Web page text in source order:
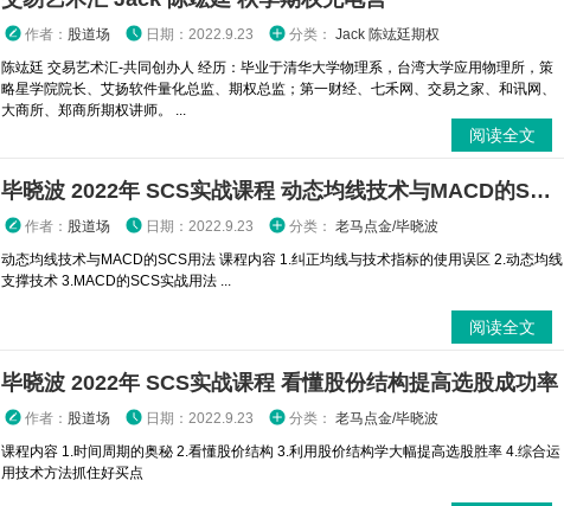
作者： 股道场 日期：2022.9.23 分类： Jack 陈竑廷期权
陈竑廷 交易艺术汇-共同创办人 经历：毕业于清华大学物理系，台湾大学应用物理所，策
略星学院院长、艾扬软件量化总监、期权总监；第一财经、七禾网、交易之家、和讯网、
大商所、郑商所期权讲师。 ...
阅读全文
毕晓波 2022年 SCS实战课程 动态均线技术与MACD的SCS用法
作者： 股道场 日期：2022.9.23 分类： 老马点金/毕晓波
动态均线技术与MACD的SCS用法 课程内容 1.纠正均线与技术指标的使用误区 2.动态均线
支撑技术 3.MACD的SCS实战用法 ...
阅读全文
毕晓波 2022年 SCS实战课程 看懂股份结构提高选股成功率
作者： 股道场 日期：2022.9.23 分类： 老马点金/毕晓波
课程内容 1.时间周期的奥秘 2.看懂股价结构 3.利用股价结构学大幅提高选股胜率 4.综合运
用技术方法抓住好买点